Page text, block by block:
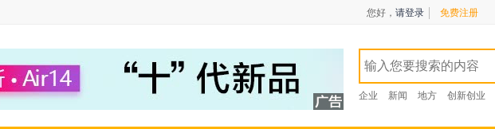
您好， 请登录 免费注册
企业 新闻 地方 创新创业